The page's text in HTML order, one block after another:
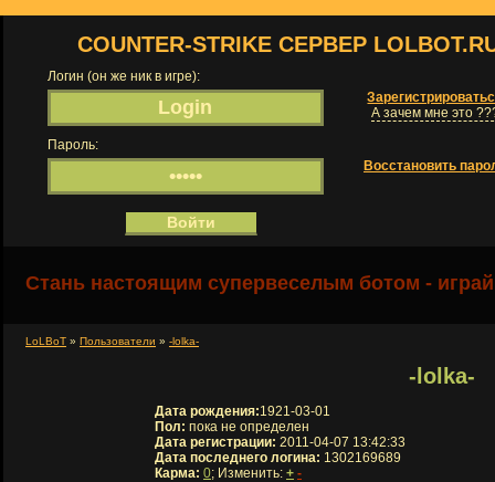
COUNTER-STRIKE СЕРВЕР
Логин (он же ник в игре):
А зачем мне это
Пароль:
Восстановить
Стань настоящим супервеселым ботом -
LoLBoT » Пользователи » -lolka-
-lolka-
Дата рождения:1921-03-01
Пол: пока не определен
Дата регистрации: 2011-04-07 13:42:33
Дата последнего логина: 1302169689
Карма: 0; Изменить: + -